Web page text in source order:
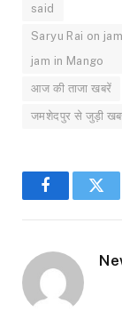
said
Saryu Rai on
jam in Mango
आज की ताजा खबरें
जमशेदपुर से जुड़ी
Facebook